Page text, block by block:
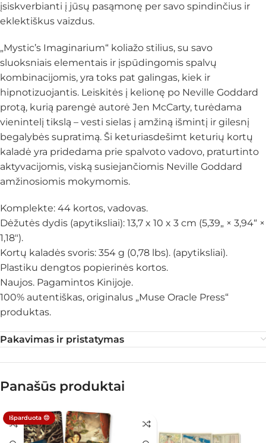
įsiskverbianti į jūsų pasąmonę per savo spindinčius ir
eklektiškus vaizdus.
„Mystic’s Imaginarium“ koliažo stilius, su savo
sluoksniais elementais ir įspūdingomis spalvų
kombinacijomis, yra toks pat galingas, kiek ir
hipnotizuojantis. Leiskitės į kelionę po Neville Goddard
protą, kurią parengė autorė Jen McCarty, turėdama
vienintelį tikslą – vesti sielas į amžiną išmintį ir gilesnį
begalybės supratimą. Ši keturiasdešimt keturių kortų
kaladė yra pridedama prie spalvoto vadovo, praturtinto
aktyvacijomis, viską susiejančiomis Neville Goddard
amžinosiomis mokymomis.
Komplekte: 44 kortos, vadovas.
Dėžutės dydis (apytiksliai): 13,7 x 10 x 3 cm (5,39„ × 3,94“ ×
1,18″).
Kortų kaladės svoris: 354 g (0,78 lbs). (apytiksliai).
Plastiku dengtos popierinės kortos.
Naujos. Pagamintos Kinijoje.
100% autentiškas, originalus „Muse Oracle Press“
produktas.
Pakavimas ir pristatymas
Panašūs produktai
Išparduota 😔